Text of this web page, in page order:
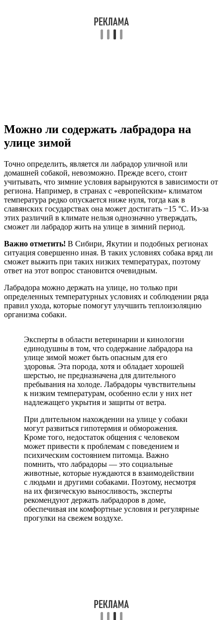
Можно ли содержать лабрадора на
улице зимой
Точно определить, является ли лабрадор уличной или
домашней собакой, невозможно. Прежде всего, стоит
учитывать, что зимние условия варьируются в зависимости от
региона. Например, в странах с «европейским» климатом
температура редко опускается ниже нуля, тогда как в
славянских государствах она может достигать −15 °С. Из-за
этих различий в климате нельзя однозначно утверждать,
сможет ли лабрадор жить на улице в зимний период.
Важно отметить! В Сибири, Якутии и подобных регионах
ситуация совершенно иная. В таких условиях собака вряд ли
сможет выжить при таких низких температурах, поэтому
ответ на этот вопрос становится очевидным.
Лабрадора можно держать на улице, но только при
определенных температурных условиях и соблюдении ряда
правил ухода, которые помогут улучшить теплоизоляцию
организма собаки.
Эксперты в области ветеринарии и кинологии
единодушны в том, что содержание лабрадора на
улице зимой может быть опасным для его
здоровья. Эта порода, хотя и обладает хорошей
шерстью, не предназначена для длительного
пребывания на холоде. Лабрадоры чувствительны
к низким температурам, особенно если у них нет
надлежащего укрытия и защиты от ветра.
При длительном нахождении на улице у собаки
могут развиться гипотермия и обморожения.
Кроме того, недостаток общения с человеком
может привести к проблемам с поведением и
психическим состоянием питомца. Важно
помнить, что лабрадоры — это социальные
животные, которые нуждаются в взаимодействии
с людьми и другими собаками. Поэтому, несмотря
на их физическую выносливость, эксперты
рекомендуют держать лабрадоров в доме,
обеспечивая им комфортные условия и регулярные
прогулки на свежем воздухе.